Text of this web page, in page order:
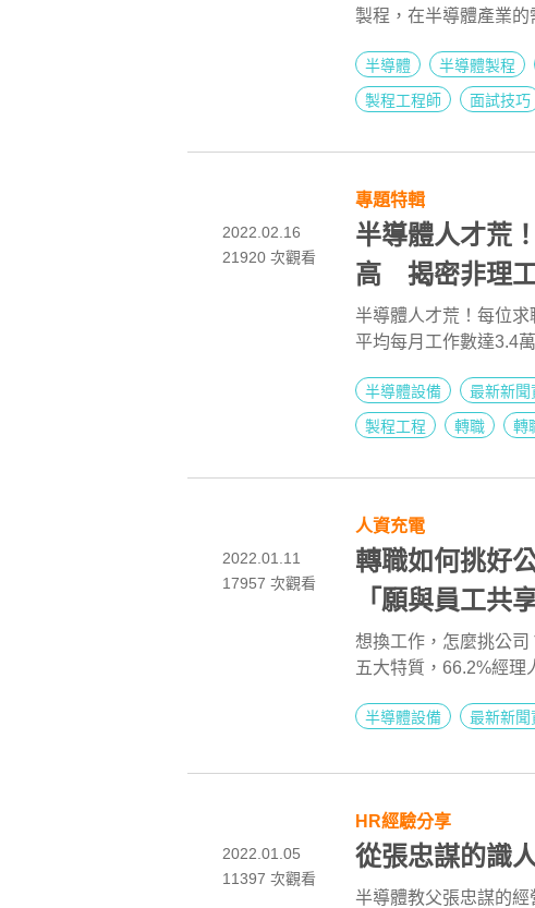
製程，在半導體產業
職缺，大大提升錄取率
半導體 半導體製程
製程工程師
面試技巧
2022.02.16
21920 次觀看
專題特輯
半導體人才荒
高 揭密非理
半導體人才荒！每位
平均每月工作數達3.4
半導體設備 最新新聞
製程工程
轉職 轉
2022.01.11
17957 次觀看
人資充電
轉職如何挑好
「願與員工共
想換工作，怎麼挑公
五大特質，66.2%經理
員工共享獲利」，呈
出，影響上班族動與
半導體設備 最新新聞
2022.01.05
11397 次觀看
HR經驗分享
從張忠謀的識
半導體教父張忠謀的